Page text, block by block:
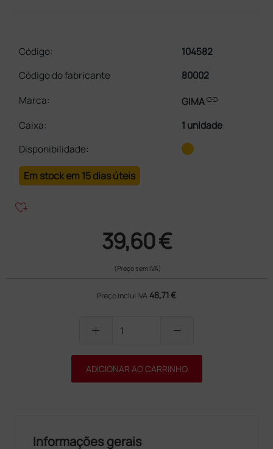
Código:
104582
Código do fabricante
80002
Marca:
GIMAlink
Caixa:
1 unidade
Disponibilidade:
Em stock em 15 dias úteis
heart_plus
39,60 €
(Preço sem IVA)
Preço inclui IVA 48,71 €
add remove
ADICIONAR AO CARRINHO
Informações gerais